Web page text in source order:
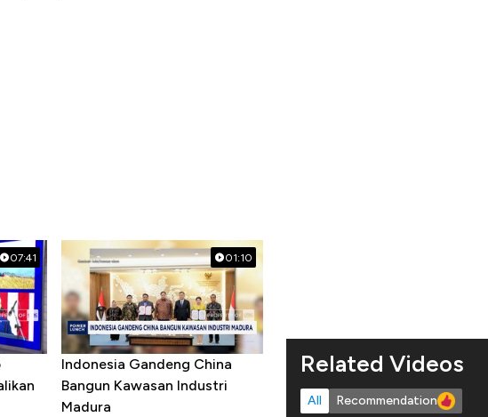
07:41 01:10
Indonesia Gandeng China
Bangun Kawasan Industri
Madura
Related Videos
All Recommendation